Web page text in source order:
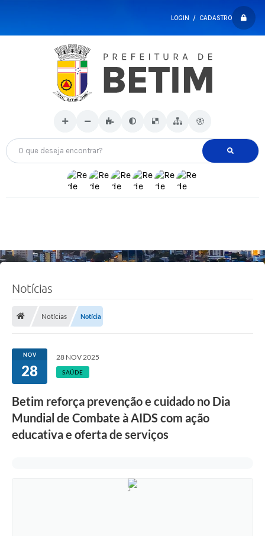
LOGIN / CADASTRO
O que deseja encontrar?
Notícias
Notícias Notícia
NOV
28
28 NOV 2025
SAÚDE
Betim reforça prevenção e cuidado no Dia
Mundial de Combate à AIDS com ação
educativa e oferta de serviços